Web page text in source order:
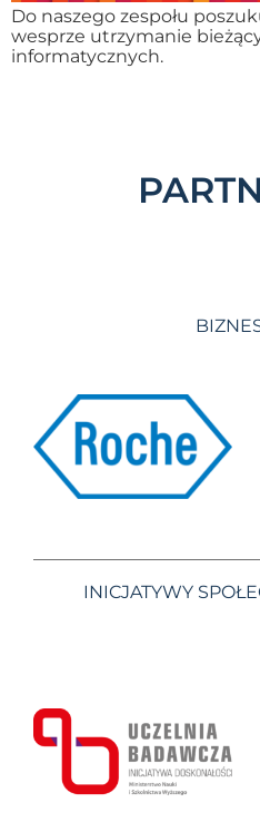
Do naszego zespołu
wesprze utrzymanie
informatycznych.
INICJATYWY